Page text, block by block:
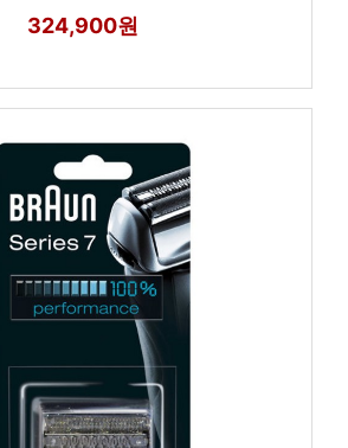
324,900원